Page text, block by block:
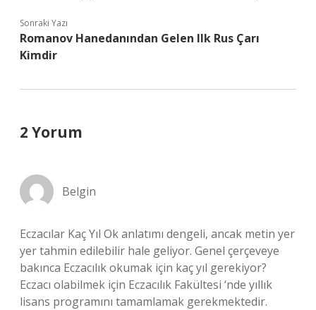
Sonraki Yazı
Romanov Hanedanından Gelen Ilk Rus Çarı
Kimdir
2 Yorum
Belgin
Eczacılar Kaç Yıl Ok anlatımı dengeli, ancak metin yer
yer tahmin edilebilir hale geliyor. Genel çerçeveye
bakınca Eczacılık okumak için kaç yıl gerekiyor?
Eczacı olabilmek için Eczacılık Fakültesi ‘nde yıllık
lisans programını tamamlamak gerekmektedir.